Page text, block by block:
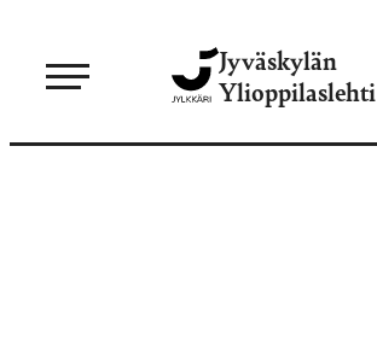
sisältöön
Jyväskylän
Ylioppilaslehti